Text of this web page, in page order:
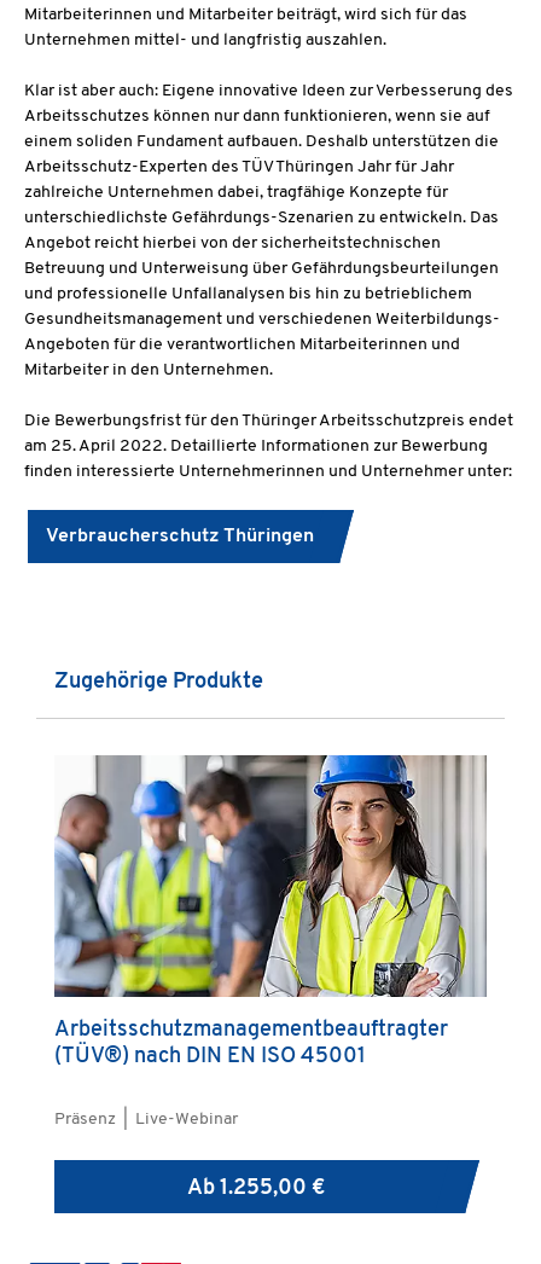
Mitarbeiterinnen und Mitarbeiter beiträgt, wird sich für das
Unternehmen mittel- und langfristig auszahlen.
Klar ist aber auch: Eigene innovative Ideen zur Verbesserung des
Arbeitsschutzes können nur dann funktionieren, wenn sie auf
einem soliden Fundament aufbauen. Deshalb unterstützen die
Arbeitsschutz-Experten des TÜV Thüringen Jahr für Jahr
zahlreiche Unternehmen dabei, tragfähige Konzepte für
unterschiedlichste Gefährdungs-Szenarien zu entwickeln. Das
Angebot reicht hierbei von der sicherheitstechnischen
Betreuung und Unterweisung über Gefährdungsbeurteilungen
und professionelle Unfallanalysen bis hin zu betrieblichem
Gesundheitsmanagement und verschiedenen Weiterbildungs-
Angeboten für die verantwortlichen Mitarbeiterinnen und
Mitarbeiter in den Unternehmen.
Die Bewerbungsfrist für den Thüringer Arbeitsschutzpreis endet
am 25. April 2022. Detaillierte Informationen zur Bewerbung
finden interessierte Unternehmerinnen und Unternehmer unter:
Verbraucherschutz Thüringen
Produktgalerie überspringen
Zugehörige Produkte
Arbeitsschutzmanagementbeauftragter
(TÜV®) nach DIN EN ISO 45001
Präsenz | Live-Webinar
Ab 1.255,00 €